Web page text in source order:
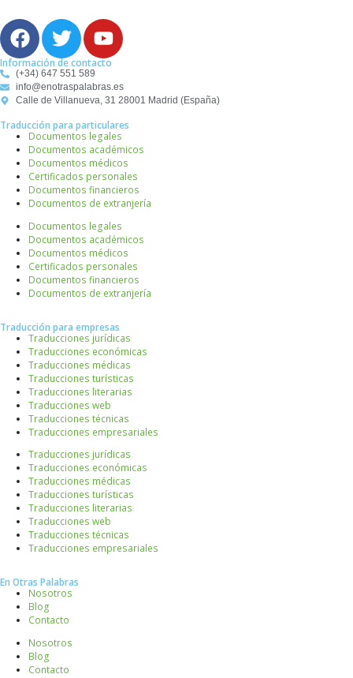
F
a
c
e
b
o
o
k
T
w
i
t
t
e
r
Y
o
u
t
u
b
e
Información de contacto
(+34) 647 551 589
info@enotraspalabras.es
Calle de Villanueva, 31 28001 Madrid (España)
Traducción para particulares
Documentos legales
Documentos académicos
Documentos médicos
Certificados personales
Documentos financieros
Documentos de extranjería
Documentos legales
Documentos académicos
Documentos médicos
Certificados personales
Documentos financieros
Documentos de extranjería
Traducción para empresas
Traducciones jurídicas
Traducciones económicas
Traducciones médicas
Traducciones turísticas
Traducciones literarias
Traducciones web
Traducciones técnicas
Traducciones empresariales
Traducciones jurídicas
Traducciones económicas
Traducciones médicas
Traducciones turísticas
Traducciones literarias
Traducciones web
Traducciones técnicas
Traducciones empresariales
En Otras Palabras
Nosotros
Blog
Contacto
Nosotros
Blog
Contacto